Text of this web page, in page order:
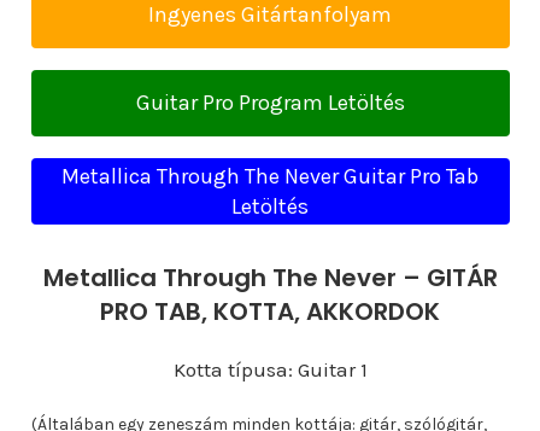
Ingyenes Gitártanfolyam
Guitar Pro Program Letöltés
Metallica Through The Never Guitar Pro Tab
Letöltés
Metallica Through The Never – GITÁR
PRO TAB, KOTTA, AKKORDOK
Kotta típusa: Guitar 1
(Általában egy zeneszám minden kottája: gitár, szólógitár,